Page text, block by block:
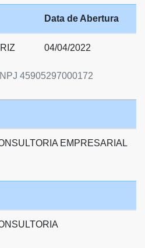
45905297000172
Data de Abertura
04/04/2022
EMPRESARIAL